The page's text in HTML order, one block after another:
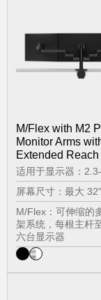
M/Flex with M2
Monitor Arms
Extended Reach
适用于显示器：
屏幕尺寸：最大 32"
M/Flex：可伸缩的
架系统，每根主杆
六台显示器